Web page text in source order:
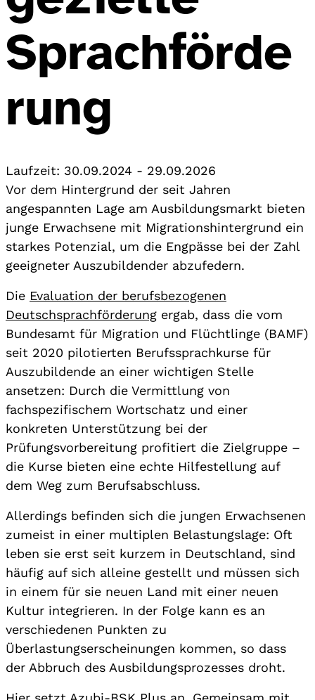
Sprachförde
rung
Laufzeit: 30.09.2024 - 29.09.2026
Vor dem Hintergrund der seit Jahren
angespannten Lage am Ausbildungsmarkt bieten
junge Erwachsene mit Migrationshintergrund ein
starkes Potenzial, um die Engpässe bei der Zahl
geeigneter Auszubildender abzufedern.
Die Evaluation der berufsbezogenen
Deutschsprachförderung ergab, dass die vom
Bundesamt für Migration und Flüchtlinge (BAMF)
seit 2020 pilotierten Berufssprachkurse für
Auszubildende an einer wichtigen Stelle
ansetzen: Durch die Vermittlung von
fachspezifischem Wortschatz und einer
konkreten Unterstützung bei der
Prüfungsvorbereitung profitiert die Zielgruppe –
die Kurse bieten eine echte Hilfestellung auf
dem Weg zum Berufsabschluss.
Allerdings befinden sich die jungen Erwachsenen
zumeist in einer multiplen Belastungslage: Oft
leben sie erst seit kurzem in Deutschland, sind
häufig auf sich alleine gestellt und müssen sich
in einem für sie neuen Land mit einer neuen
Kultur integrieren. In der Folge kann es an
verschiedenen Punkten zu
Überlastungserscheinungen kommen, so dass
der Abbruch des Ausbildungsprozesses droht.